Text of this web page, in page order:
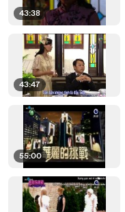
43:38
43:47
55:00